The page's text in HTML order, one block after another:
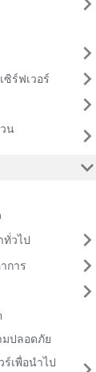
ซิร์ฟเวอร์
น
วไป
การ
มปลอดภัย
เพื่อนำไป